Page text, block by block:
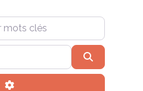
clés
Advanced Filters